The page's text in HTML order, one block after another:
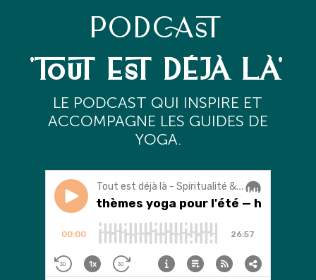
PODCAST
'TOUT EST DÉJÀ LÀ'
LE PODCAST QUI INSPIRE ET
ACCOMPAGNE LES GUIDES DE
YOGA.